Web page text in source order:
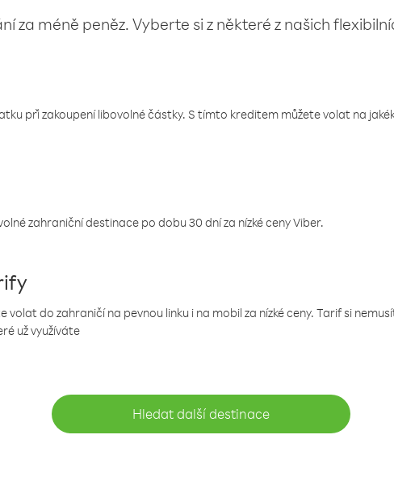
za méně peněz. Vyberte si z některé z našich
při zakoupení libovolné částky. S tímto kreditem můžete volat na
zahraniční destinace po dobu 30 dní za nízké ceny Viber.
do zahraničí na pevnou linku i na mobil za nízké ceny. Tarif si
už využíváte
Hledat další destinace